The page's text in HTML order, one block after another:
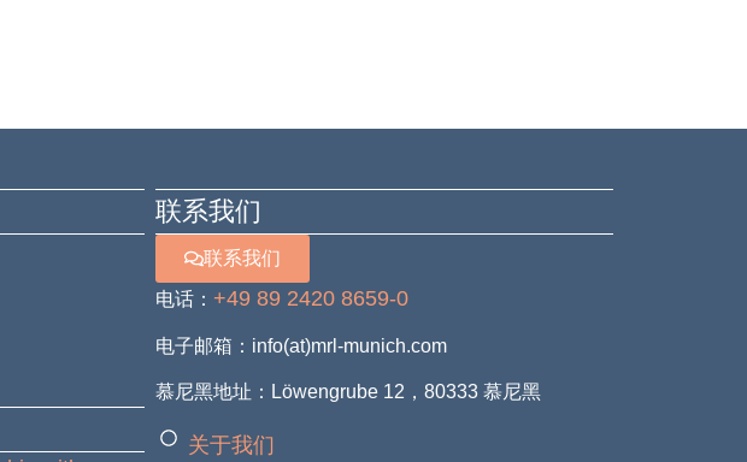
联系我们
联系我们
电话： +49 89 2420 8659-0
电子邮箱：info(at)mrl-munich.com
慕尼黑地址：Löwengrube 12，80333 慕尼黑
关于我们